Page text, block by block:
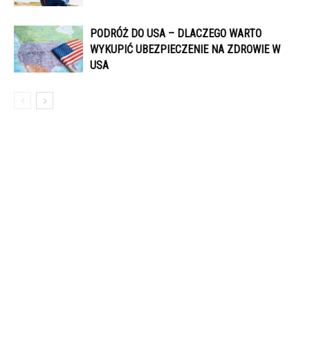
PODRÓŻ DO USA – DLACZEGO WARTO
WYKUPIĆ UBEZPIECZENIE NA ZDROWIE W
USA